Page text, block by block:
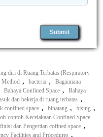
diri di Ruang Terbatas (Respiratory
Method , bacteria ,
Bagaimana
Bahaya Confined Space ,
Bahaya
dan bekerja di ruang terbatas ,
confined space , binatang , bising ,
contoh Kecelakaan Confined Space
dan Pengertian cofined space ,
Facilities and Procedures ,